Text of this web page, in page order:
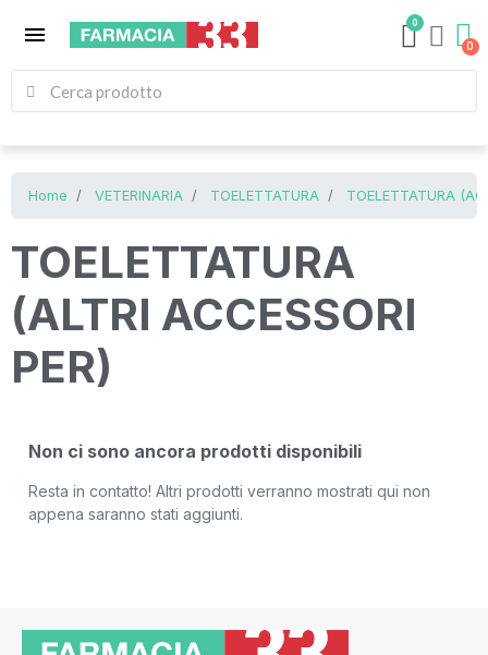
menu 0
Home VETERINARIA TOELETTATURA TOELETTATURA
TOELETTATURA
(ALTRI ACCESSORI
PER)
Non ci sono ancora prodotti disponibili
Resta in contatto! Altri prodotti verranno mostrati qui non
appena saranno stati aggiunti.